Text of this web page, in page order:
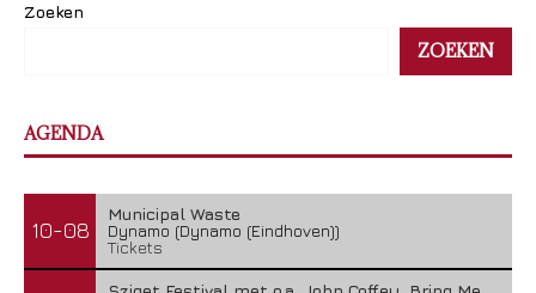
Zoeken
ZOEKEN
AGENDA
10-08
Municipal Waste
Dynamo (Dynamo (Eindhoven))
Tickets